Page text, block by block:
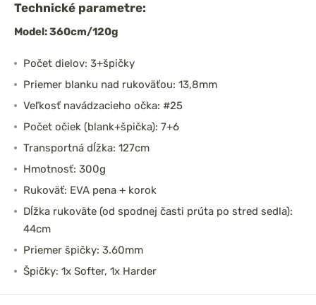
Technické parametre:
Model: 360cm/120g
Počet dielov: 3+špičky
Priemer blanku nad rukoväťou: 13,8mm
Veľkosť navádzacieho očka: #25
Počet očiek (blank+špička): 7+6
Transportná dĺžka: 127cm
Hmotnosť: 300g
Rukoväť: EVA pena + korok
Dĺžka rukoväte (od spodnej časti prúta po stred sedla):
44cm
Priemer špičky: 3.60mm
Špičky: 1x Softer, 1x Harder